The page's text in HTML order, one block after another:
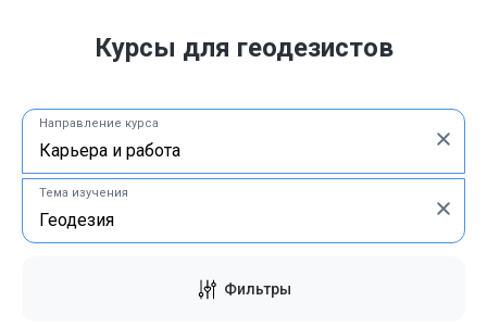
Курсы для геодезистов
Направление курса
Тема изучения
Фильтры